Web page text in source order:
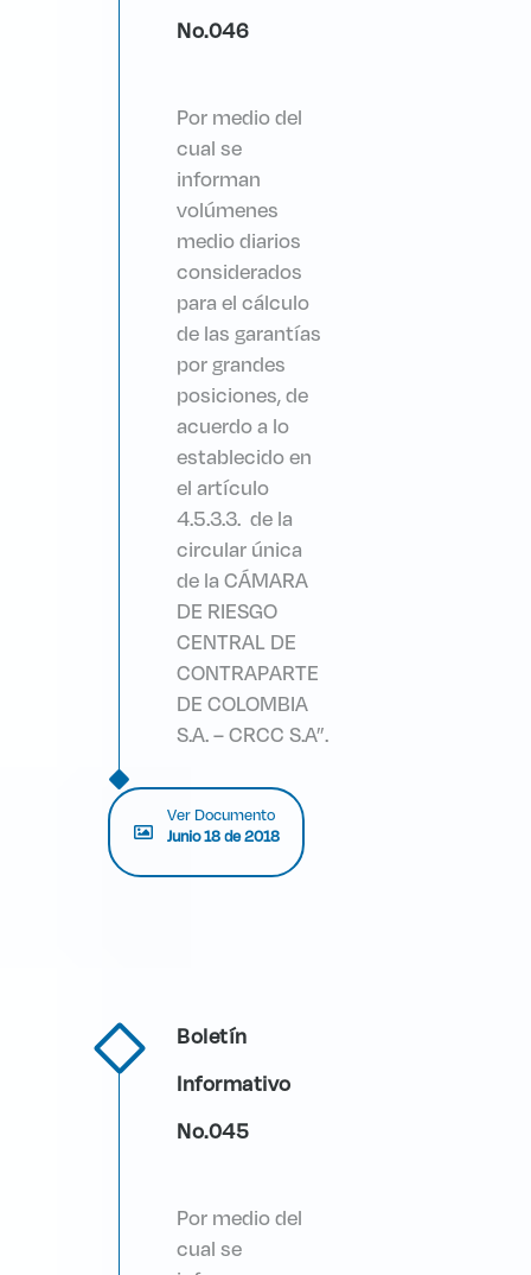
No.046
Por medio del
cual se
informan
volúmenes
medio diarios
considerados
para el cálculo
de las garantías
por grandes
posiciones, de
acuerdo a lo
establecido en
el artículo
4.5.3.3. de la
circular única
de la CÁMARA
DE RIESGO
CENTRAL DE
CONTRAPARTE
DE COLOMBIA
S.A. – CRCC S.A”.
Ver Documento
Junio 18 de 2018
Boletín
Informativo
No.045
Por medio del
cual se